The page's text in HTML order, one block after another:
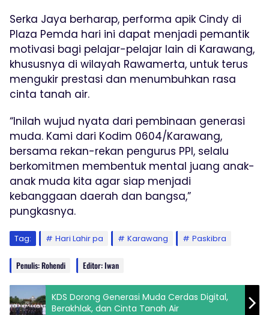
Serka Jaya berharap, performa apik Cindy di
Plaza Pemda hari ini dapat menjadi pemantik
motivasi bagi pelajar-pelajar lain di Karawang,
khususnya di wilayah Rawamerta, untuk terus
mengukir prestasi dan menumbuhkan rasa
cinta tanah air.
“Inilah wujud nyata dari pembinaan generasi
muda. Kami dari Kodim 0604/Karawang,
bersama rekan-rekan pengurus PPI, selalu
berkomitmen membentuk mental juang anak-
anak muda kita agar siap menjadi
kebanggaan daerah dan bangsa,”
pungkasnya.
Tag: Hari Lahir pa Karawang Paskibra
Penulis: Rohendi Editor: Iwan
KDS Dorong Generasi Muda Cerdas Digital,
Berakhlak, dan Cinta Tanah Air